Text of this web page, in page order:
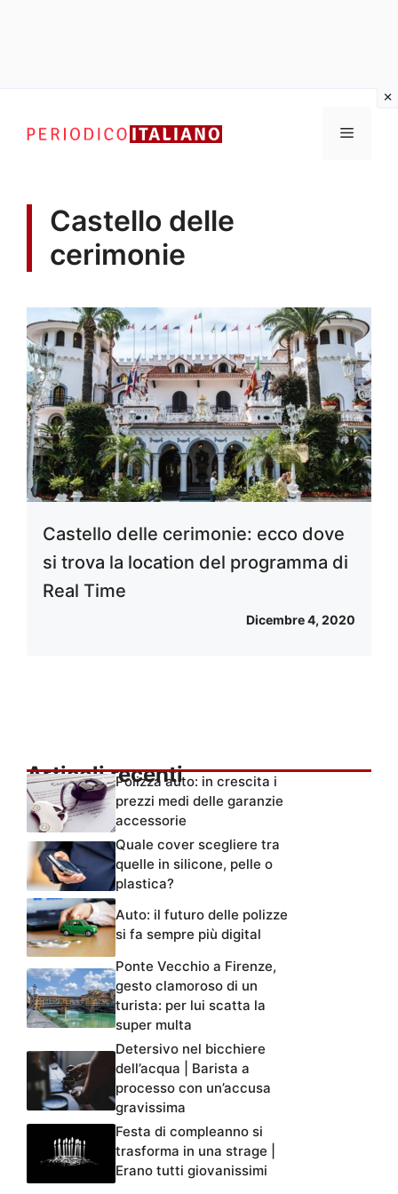
contenuto
Menu
Castello delle
cerimonie
Castello delle cerimonie: ecco dove
si trova la location del programma di
Real Time
Dicembre 4, 2020
Articoli recentiPolizza auto: in crescita i
prezzi medi delle garanzie
accessorie
Quale cover scegliere tra
quelle in silicone, pelle o
plastica?
Auto: il futuro delle polizze
si fa sempre più digital
Ponte Vecchio a Firenze,
gesto clamoroso di un
turista: per lui scatta la
super multa
Detersivo nel bicchiere
dell’acqua | Barista a
processo con un’accusa
gravissima
Festa di compleanno si
trasforma in una strage |
Erano tutti giovanissimi